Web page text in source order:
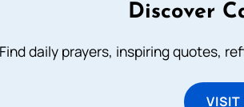
Discover
Find daily prayers, inspiring quotes,
VISIT